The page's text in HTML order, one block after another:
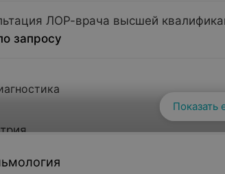
ЛОР-врача высшей
запросу
запросу
Показать